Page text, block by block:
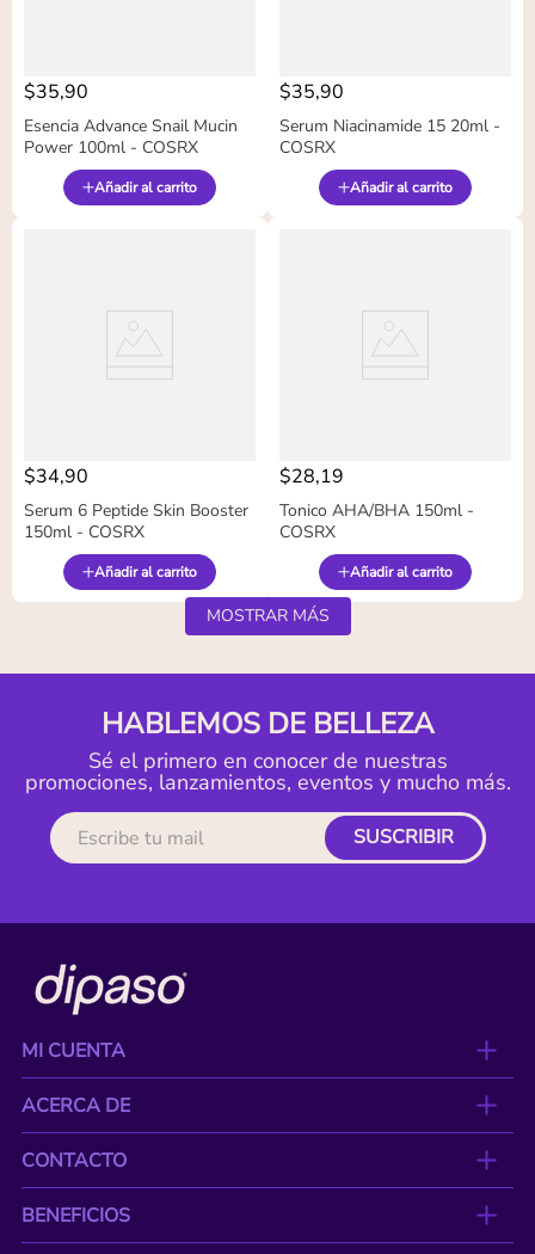
$35,90
Esencia Advance Snail Mucin
Power 100ml - COSRX
Añadir al carrito
$35,90
Serum Niacinamide 15 20ml -
COSRX
Añadir al carrito
$34,90
Serum 6 Peptide Skin Booster
150ml - COSRX
Añadir al carrito
$28,19
Tonico AHA/BHA 150ml -
COSRX
Añadir al carrito
MOSTRAR MÁS
HABLEMOS DE BELLEZA
Sé el primero en conocer de nuestras
promociones, lanzamientos, eventos y mucho más.
SUSCRIBIR
MI CUENTA
ACERCA DE
CONTACTO
BENEFICIOS